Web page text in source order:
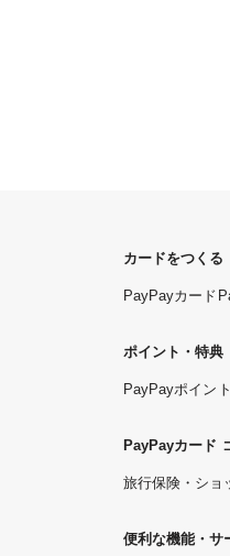
カードをつくる
PayPayカード
ポイント・特典
PayPayポイン
PayPayカード
旅行保険・ショ
便利な機能・サ